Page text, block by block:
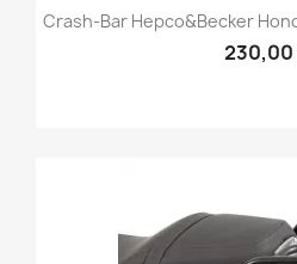
Crash-Bar Hepco&Becker
230,00